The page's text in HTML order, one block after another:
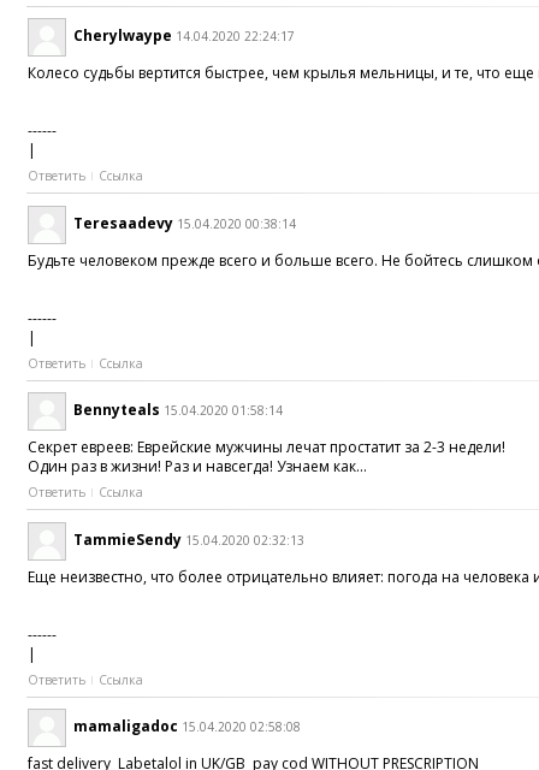
Cherylwaype 14.04.2020 22:24:17
Колесо судьбы вертится быстрее, чем крылья мельницы, и те, что
------
|
Ответить Ссылка
Teresaadevy 15.04.2020 00:38:14
Будьте человеком прежде всего и больше всего. Не бойтесь слишком
------
|
Ответить Ссылка
Bennyteals 15.04.2020 01:58:14
Секрет евреев: Еврейские мужчины лечат простатит за 2-3 недели!
Один раз в жизни! Раз и навсегда! Узнаем как...
Ответить Ссылка
TammieSendy 15.04.2020 02:32:13
Еще неизвестно, что более отрицательно влияет: погода на человека
------
|
Ответить Ссылка
mamaligadoc 15.04.2020 02:58:08
fast delivery Labetalol in UK/GB pay cod WITHOUT PRESCRIPTION